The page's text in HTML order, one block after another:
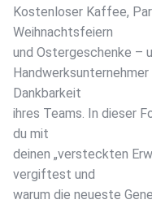
Kostenloser Kaffee,
Weihnachtsfeiern
und Ostergeschenke –
Dankbarkeit
ihres Teams. In dieser
du mit
deinen „versteckten
vergiftest und
warum die neueste